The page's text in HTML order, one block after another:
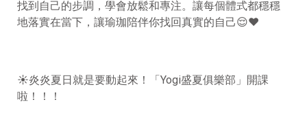
找到自己的步調，學會放鬆和專注。讓每個體式都穩穩
地落實在當下，讓瑜珈陪伴你找回真實的自己😌❤
☀️炎炎夏日就是要動起來！「Yogi盛夏俱樂部」開課
啦！！！